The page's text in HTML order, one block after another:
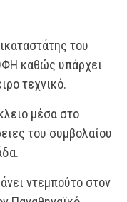
του
καθώς υπάρχει
τεχνικό.
μέσα στο
του συμβολαίου
ντεμπούτο στον